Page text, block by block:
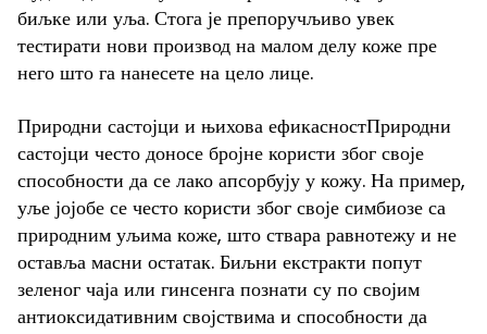
биљке или уља. Стога је препоручљиво увек
тестирати нови производ на малом делу коже пре
него што га нанесете на цело лице.
Природни састојци и њихова ефикасностПриродни
састојци често доносе бројне користи због своје
способности да се лако апсорбују у кожу. На пример,
уље јојобе се често користи због своје симбиозе са
природним уљима коже, што ствара равнотежу и не
оставља масни остатак. Биљни екстракти попут
зеленог чаја или гинсенга познати су по својим
антиоксидативним својствима и способности да